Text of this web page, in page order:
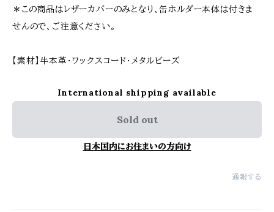
＊この商品はレザーカバーのみとなり、缶ホルダー本体は付きま
せんので、ご注意ください。
【素材】牛本革・ワックスコード・メタルビーズ
International shipping available
Sold out
日本国内にお住まいの方向け
通報する